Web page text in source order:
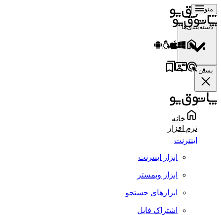
منو
دسته‌بندی‌ها
بستن
خانه
نرم افزار
اینترنت
ابزار اینترنت
ابزار وبمستر
ابزارهای جستجو
اشتراک فایل